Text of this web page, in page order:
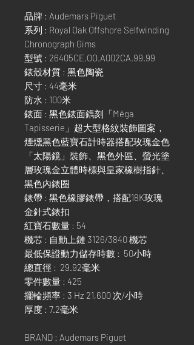
品牌 : Audemars Piguet
系列 : Royal Oak Offshore Selfwinding
Chronograph Gims
型號 : 26405CE.OO.A002CA.99.99
錶殼材質 : 黑色陶瓷
尺寸 : 44毫米
防水 : 100米
錶面 : 黑色錶面鐫刻「Méga
Tapisserie」超大型格紋裝飾圖案，
煙燻黑色藍寶石計時器搭配玫瑰金色
「太陽鏡」裝飾、黑色外區、螢光塗
層玫瑰金立體時標與皇家橡樹指針、
黑色內錶圈
錶帶 : 黑色橡膠錶帶，搭配18K玫瑰
金針式錶扣
紅寶石數量 : 54
機芯 : 自動上鏈 3126/3840 機芯
最低保證動力儲存時數 : 50小時
總直徑 : 29.92毫米
零件數量 : 425
擺輪頻率 : 3 Hz 21,600 次/小時
厚度 : 7.2毫米
BRAND : Audemars Piguet